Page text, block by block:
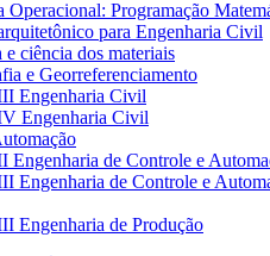
Operacional: Programação
para Engenharia Civil
ciência dos materiais
e Georreferenciamento
Engenharia Civil
Engenharia Civil
Engenharia de Controle e
Engenharia de Controle e
Engenharia de Produção